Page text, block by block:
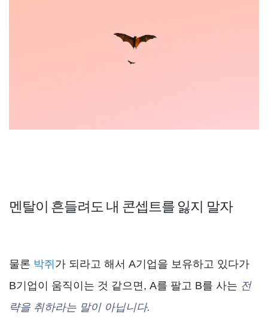
멘탈이 흔들려도 내 콘셉트를 잃지 말자
물론 박쥐 가 되라고 해서 A기업을 보유하고 있다가
B기업이 움직이는 것 같으면, A를 팔고 B를 사는 전
략을 취하라는 말이 아닙니다.